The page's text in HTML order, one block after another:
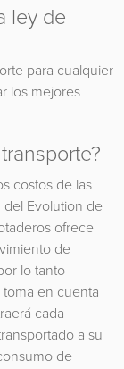
ley de
para cualquier
los mejores
costos de las
del Evolution de
ofrece
de
lo tanto
en cuenta
cada
a su
de